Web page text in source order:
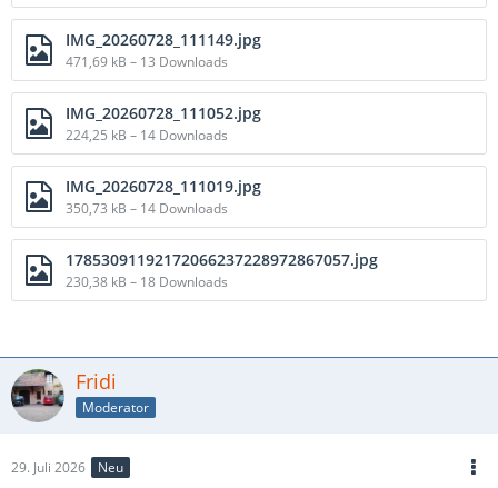
IMG_20260728_111149.jpg
471,69 kB – 13 Downloads
IMG_20260728_111052.jpg
224,25 kB – 14 Downloads
IMG_20260728_111019.jpg
350,73 kB – 14 Downloads
17853091192172066237228972867057.jpg
230,38 kB – 18 Downloads
Fridi
Moderator
29. Juli 2026 Neu